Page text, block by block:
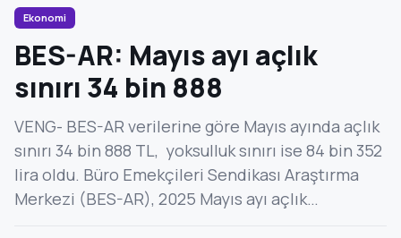
Ekonomi
BES-AR: Mayıs ayı açlık
sınırı 34 bin 888
VENG- BES-AR verilerine göre Mayıs ayında açlık
sınırı 34 bin 888 TL, yoksulluk sınırı ise 84 bin 352
lira oldu. Büro Emekçileri Sendikası Araştırma
Merkezi (BES-AR), 2025 Mayıs ayı açlık…